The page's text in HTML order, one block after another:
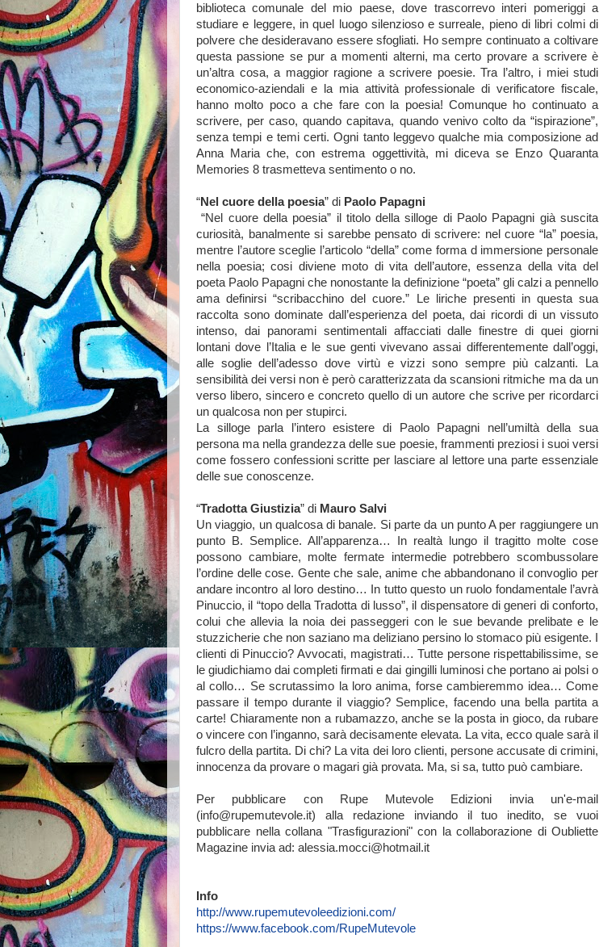
biblioteca comunale del mio paese, dove trascorrevo interi pomeriggi a
studiare e leggere, in quel luogo silenzioso e surreale, pieno di libri colmi di
polvere che desideravano essere sfogliati. Ho sempre continuato a coltivare
questa passione se pur a momenti alterni, ma certo provare a scrivere è
un’altra cosa, a maggior ragione a scrivere poesie. Tra l’altro, i miei studi
economico-aziendali e la mia attività professionale di verificatore fiscale,
hanno molto poco a che fare con la poesia! Comunque ho continuato a
scrivere, per caso, quando capitava, quando venivo colto da “ispirazione”,
senza tempi e temi certi. Ogni tanto leggevo qualche mia composizione ad
Anna Maria che, con estrema oggettività, mi diceva se Enzo Quaranta
Memories 8 trasmetteva sentimento o no.
“Nel cuore della poesia” di Paolo Papagni
“Nel cuore della poesia” il titolo della silloge di Paolo Papagni già suscita
curiosità, banalmente si sarebbe pensato di scrivere: nel cuore “la” poesia,
mentre l’autore sceglie l’articolo “della” come forma d immersione personale
nella poesia; cosi diviene moto di vita dell’autore, essenza della vita del
poeta Paolo Papagni che nonostante la definizione “poeta” gli calzi a pennello
ama definirsi “scribacchino del cuore.” Le liriche presenti in questa sua
raccolta sono dominate dall’esperienza del poeta, dai ricordi di un vissuto
intenso, dai panorami sentimentali affacciati dalle finestre di quei giorni
lontani dove l’Italia e le sue genti vivevano assai differentemente dall’oggi,
alle soglie dell’adesso dove virtù e vizzi sono sempre più calzanti. La
sensibilità dei versi non è però caratterizzata da scansioni ritmiche ma da un
verso libero, sincero e concreto quello di un autore che scrive per ricordarci
un qualcosa non per stupirci.
La silloge parla l’intero esistere di Paolo Papagni nell’umiltà della sua
persona ma nella grandezza delle sue poesie, frammenti preziosi i suoi versi
come fossero confessioni scritte per lasciare al lettore una parte essenziale
delle sue conoscenze.
“Tradotta Giustizia” di Mauro Salvi
Un viaggio, un qualcosa di banale. Si parte da un punto A per raggiungere un
punto B. Semplice. All’apparenza… In realtà lungo il tragitto molte cose
possono cambiare, molte fermate intermedie potrebbero scombussolare
l’ordine delle cose. Gente che sale, anime che abbandonano il convoglio per
andare incontro al loro destino… In tutto questo un ruolo fondamentale l’avrà
Pinuccio, il “topo della Tradotta di lusso”, il dispensatore di generi di conforto,
colui che allevia la noia dei passeggeri con le sue bevande prelibate e le
stuzzicherie che non saziano ma deliziano persino lo stomaco più esigente. I
clienti di Pinuccio? Avvocati, magistrati… Tutte persone rispettabilissime, se
le giudichiamo dai completi firmati e dai gingilli luminosi che portano ai polsi o
al collo… Se scrutassimo la loro anima, forse cambieremmo idea… Come
passare il tempo durante il viaggio? Semplice, facendo una bella partita a
carte! Chiaramente non a rubamazzo, anche se la posta in gioco, da rubare
o vincere con l’inganno, sarà decisamente elevata. La vita, ecco quale sarà il
fulcro della partita. Di chi? La vita dei loro clienti, persone accusate di crimini,
innocenza da provare o magari già provata. Ma, si sa, tutto può cambiare.
Per pubblicare con Rupe Mutevole Edizioni invia un'e-mail
(info@rupemutevole.it) alla redazione inviando il tuo inedito, se vuoi
pubblicare nella collana "Trasfigurazioni" con la collaborazione di Oubliette
Magazine invia ad: alessia.mocci@hotmail.it
Info
http://www.rupemutevoleedizioni.com/
https://www.facebook.com/RupeMutevole